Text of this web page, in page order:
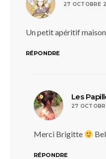
27 OCTOBRE
Un petit apéritif
RÉPONDRE
Les
27
Merci Brigitte
RÉPONDRE